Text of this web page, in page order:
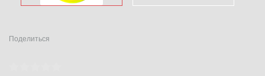
Поделиться